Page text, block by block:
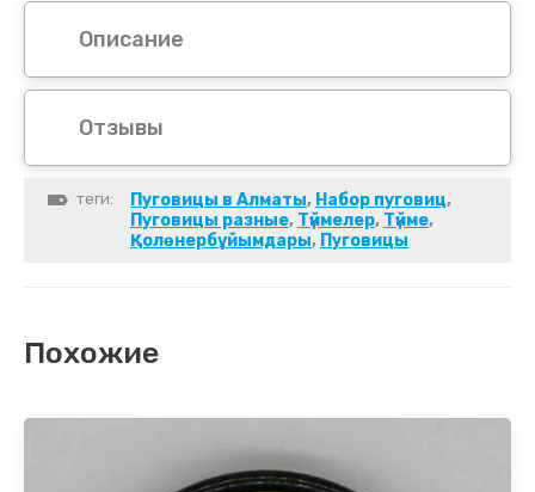
Описание
Отзывы
теги: Пуговицы в Алматы, Набор пуговиц,
Пуговицы разные, Түймелер, Түйме,
Қолөнербұйымдары, Пуговицы
Похожие